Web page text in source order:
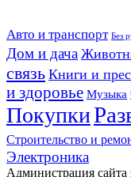
Авто и транспорт Без
Дом и дача
связь Книги и
и здоровье Музыка
Покупки
Строительство и
Электроника
Администрация сайта